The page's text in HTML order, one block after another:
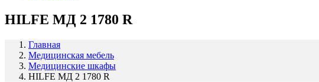
HILFE МД 2 1780 R
Главная
Медицинская мебель
Медицинские шкафы
HILFE МД 2 1780 R